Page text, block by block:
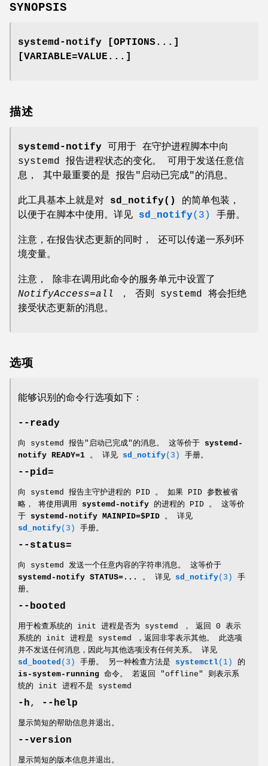
SYNOPSIS
systemd-notify
[OPTIONS...]
[VARIABLE=VALUE...]
描述
systemd-notify 可用于 在守护进程脚本中向
systemd 报告进程状态的变化。 可用于发送任意信
息， 其中最重要的是 报告"启动已完成"的消息。
此工具基本上就是对 sd_notify()
的简单包装，
以便于在脚本中使用。详见 sd_notify(3) 手册。
注意，在报告状态更新的同时， 还可以传递一系列环
境变量。
注意， 除非在调用此命令的服务单元中设置了
NotifyAccess=all
， 否则 systemd 将会拒绝
接受状态更新的消息。
选项
能够识别的命令行选项如下：
--ready
向 systemd 报告"启动已完成"的消息。 这等价于 systemd-
notify READY=1 。 详见 sd_notify(3) 手册。
--pid=
向 systemd 报告主守护进程的 PID 。 如果 PID 参数被省
略， 将使用调用 systemd-notify 的进程的 PID 。 这等价
于 systemd-notify MAINPID=$PID 。 详见
sd_notify(3) 手册。
--status=
向 systemd 发送一个任意内容的字符串消息。 这等价于
systemd-notify STATUS=...
。 详见 sd_notify(3)
手
册。
--booted
用于检查系统的 init 进程是否为 systemd ， 返回 0 表示
系统的 init 进程是 systemd ，返回非零表示其他。 此选项
并不发送任何消息，因此与其他选项没有任何关系。 详见
sd_booted (3) 手册。 另一种检查方法是 systemctl(1)
的
is-system-running 命令。 若返回 "offline" 则表示系
统的 init 进程不是 systemd
-h, --help
显示简短的帮助信息并退出。
--version
显示简短的版本信息并退出。